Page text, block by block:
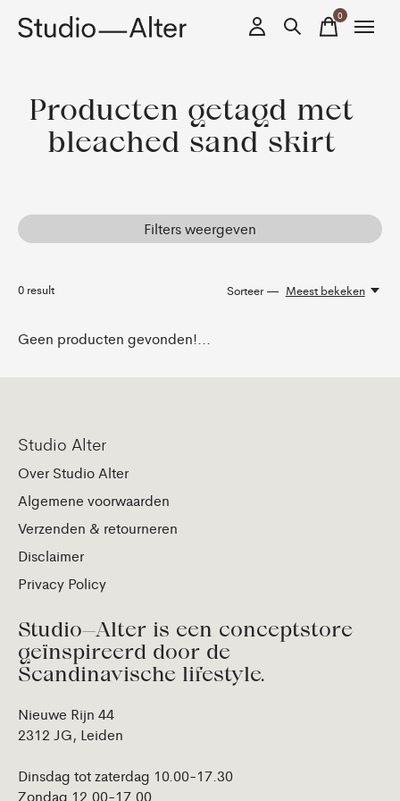
0items
Producten getagd met
bleached sand skirt
Filters weergeven
0 result Sorteer — Meest bekeken
Geen producten gevonden!...
Studio Alter
Over Studio Alter
Algemene voorwaarden
Verzenden & retourneren
Disclaimer
Privacy Policy
Studio—Alter is een conceptstore
geïnspireerd door de
Scandinavische lifestyle.
Nieuwe Rijn 44
2312 JG, Leiden
Dinsdag tot zaterdag 10.00-17.30
Zondag 12.00-17.00